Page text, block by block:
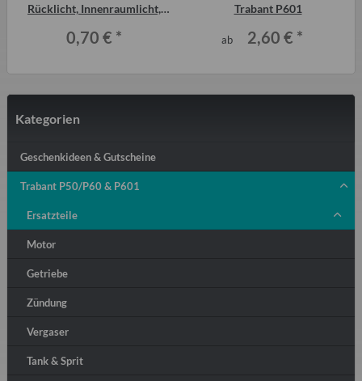
Rücklicht, Innenraumlicht,
0,70 € *
Trabant P601
ab 2,60 € *
Kategorien
Geschenkideen & Gutscheine
Trabant P50/P60 & P601
Ersatzteile
Motor
Getriebe
Zündung
Vergaser
Tank & Sprit